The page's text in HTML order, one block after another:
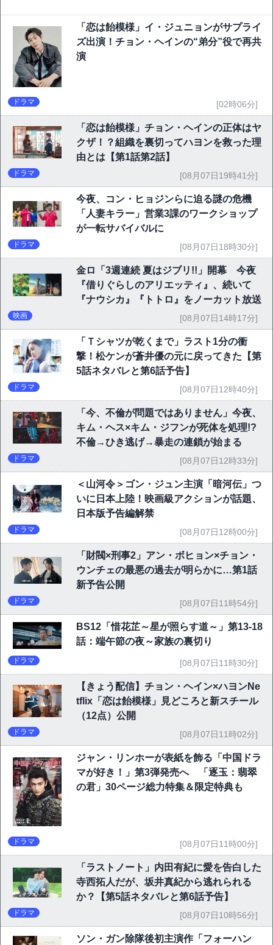
「恋は飴模様」イ・ジュニョンがサプライ
ズ出演！チョン・ヘインの“弟分”役で再共
演
ドラマ [02時06分]
「恋は飴模様」チョン・ヘインの正体はヤ
クザ！？組織を裏切ってハヨンを救った理
由とは【第1話第2話】
ドラマ [08月07日19時41分]
今夜、コン・ヒョジンらに迫る謎の危機
「人妻キラー」営業3課のワークショップ
が一転サバイバルに
ドラマ [08月07日18時30分]
金ロ「3週連続 夏はジブリ!!」開幕 今夜
『借りぐらしのアリエッティ』、続いて
『ナウシカ』『トトロ』をノーカット放送
映画 [08月07日14時17分]
「Ｔシャツが乾くまで」ラスト1分の衝
撃！松ケンが蒼井優の元に戻ってきた【第
5話ネタバレと第6話予告】
ドラマ [08月07日12時40分]
「今、不倫が問題ではありません」今夜、
キム・ヘス×キム・ジフンが死体を処理!?
不倫→ひき逃げ→暴走の連鎖が始まる
ドラマ [08月07日12時33分]
＜山河令＞ゴン・ジュン主演「暗河伝」つ
いに日本上陸！映画級アクションが話題、
日本版予告編解禁
ドラマ [08月07日12時00分]
「財閥×刑事2」アン・ボヒョン×チョン・
ウンチェの最悪の過去が明らかに…第1話
新予告公開
ドラマ [08月07日11時54分]
BS12「惜花芷～星が照らす道～」第13-18
話：端午節の夜～家族の裏切り
ドラマ [08月07日11時30分]
【きょう配信】チョン・ヘイン×ハヨンNe
tflix「恋は飴模様」見どころと新スチール
（12点）公開
ドラマ [08月07日11時02分]
ジャン・リンホーが表紙を飾る「中国ドラ
マが好き！」第3弾発売へ 「逐玉：翡翠
の君」30ページ総力特集＆限定特典も
ドラマ [08月07日11時00分]
「ラストノート」内田有紀に愛を告白した
寺西拓人だが、坂井真紀から逃れられる
か？【第5話ネタバレと第6話予告】
ドラマ [08月07日10時56分]
ソン・ガン除隊後初主演作「フォーハン